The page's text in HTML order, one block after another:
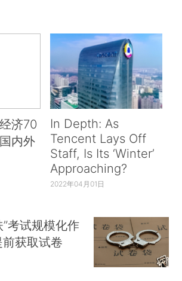
济70
内外
In Depth: As
Tencent Lays Off
Staff, Is Its ‘Winter’
Approaching?
2022年04月01日
考试规模化作
获取试卷